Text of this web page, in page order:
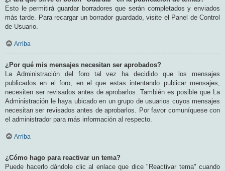
Esto le permitirá guardar borradores que serán completados y enviados
más tarde. Para recargar un borrador guardado, visite el Panel de Control
de Usuario.
Arriba
¿Por qué mis mensajes necesitan ser aprobados?
La Administración del foro tal vez ha decidido que los mensajes
publicados en el foro, en el que estas intentando publicar mensajes,
necesiten ser revisados antes de aprobarlos. También es posible que La
Administración le haya ubicado en un grupo de usuarios cuyos mensajes
necesitan ser revisados antes de aprobarlos. Por favor comuníquese con
el administrador para más información al respecto.
Arriba
¿Cómo hago para reactivar un tema?
Puede hacerlo dándole clic al enlace que dice "Reactivar tema" cuando